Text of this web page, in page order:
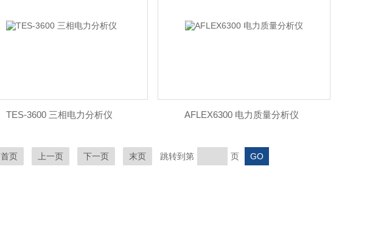
TES-3600 三相电力分析仪 AFLEX6300 电力质量分析仪
首页 上一页 下一页 末页 跳转到第 页